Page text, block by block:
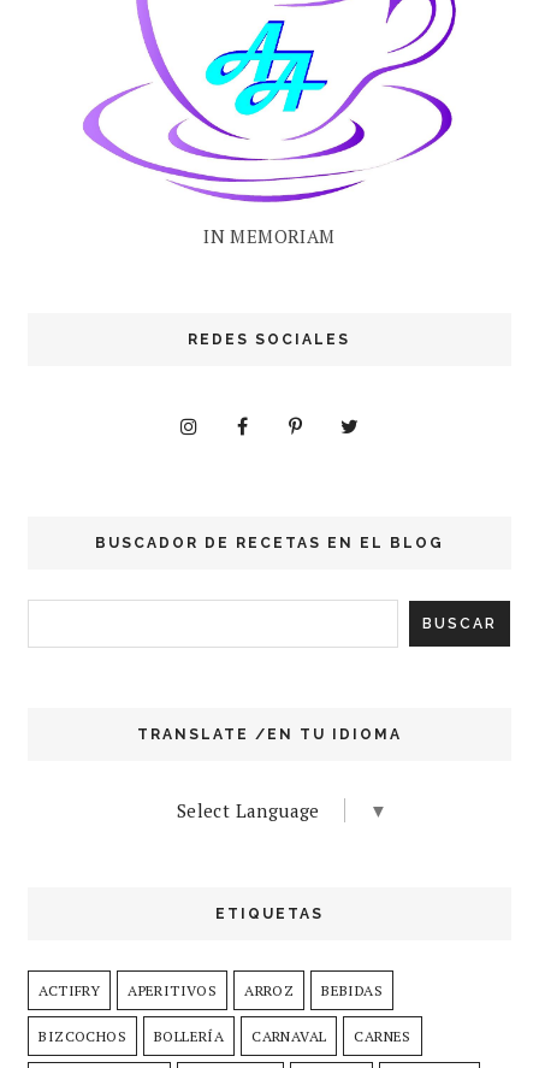
IN MEMORIAM
REDES SOCIALES
BUSCADOR DE RECETAS EN EL BLOG
TRANSLATE /EN TU IDIOMA
Select Language ▼
ETIQUETAS
ACTIFRY APERITIVOS ARROZ BEBIDAS
BIZCOCHOS BOLLERÍA CARNAVAL CARNES